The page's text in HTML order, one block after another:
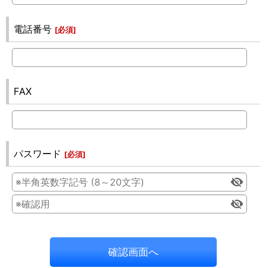
電話番号 [必須]
FAX
パスワード [必須]
確認画面へ